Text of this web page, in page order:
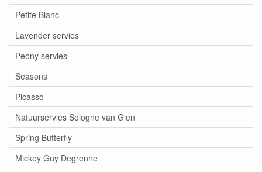
Petite Blanc
Lavender servies
Peony servies
Seasons
Picasso
Natuurservies Sologne van Gien
Spring Butterfly
Mickey Guy Degrenne